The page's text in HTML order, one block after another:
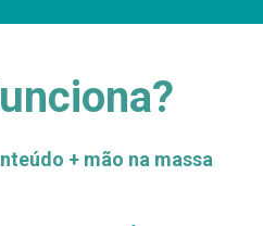
+ mão na massa